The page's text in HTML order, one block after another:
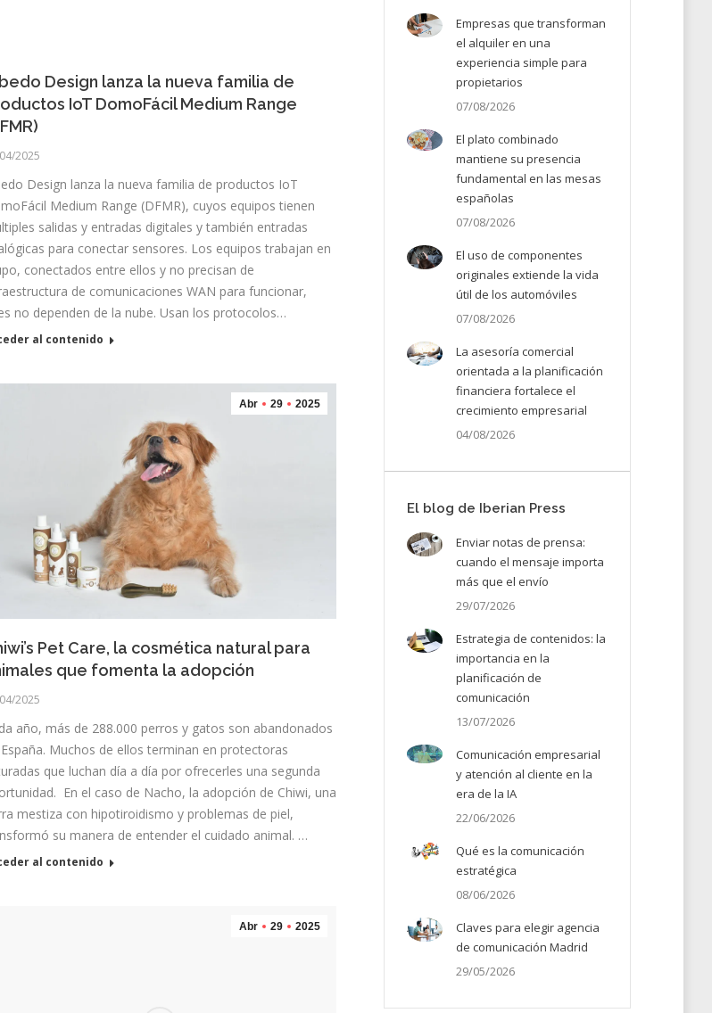
Design lanza la nueva familia de
IoT DomoFácil Medium Range
2025
Design lanza la nueva familia de productos IoT
Medium Range (DFMR), cuyos equipos tienen
salidas y entradas digitales y también entradas
para conectar sensores. Los equipos trabajan en
conectados entre ellos y no precisan de
de comunicaciones WAN para funcionar,
no dependen de la nube. Usan los protocolos…
al contenido
Abr 29 2025
Pet Care, la cosmética natural para
que fomenta la adopción
2025
año, más de 288.000 perros y gatos son abandonados
Muchos de ellos terminan en protectoras
que luchan día a día por ofrecerles una segunda
En el caso de Nacho, la adopción de Chiwi, una
mestiza con hipotiroidismo y problemas de piel,
su manera de entender el cuidado animal. …
al contenido
Abr 29 2025
Empresas que transforman
el alquiler en una
experiencia simple para
propietarios
07/08/2026
El plato combinado
mantiene su presencia
fundamental en las mesas
españolas
07/08/2026
El uso de componentes
originales extiende la vida
útil de los automóviles
07/08/2026
La asesoría comercial
orientada a la planificación
financiera fortalece el
crecimiento empresarial
04/08/2026
El blog de Iberian Press
Enviar notas de prensa:
cuando el mensaje importa
más que el envío
29/07/2026
Estrategia de contenidos: la
importancia en la
planificación de
comunicación
13/07/2026
Comunicación empresarial
y atención al cliente en la
era de la IA
22/06/2026
Qué es la comunicación
estratégica
08/06/2026
Claves para elegir agencia
de comunicación Madrid
29/05/2026